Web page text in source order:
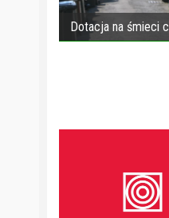
Dotacja na śmieci c